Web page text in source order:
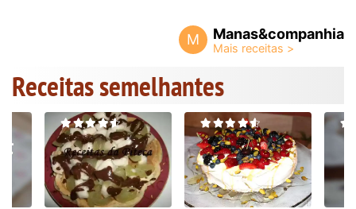
M Manas&companhia
Receitas semelhantes